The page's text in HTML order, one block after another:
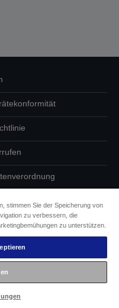
Cookies
Epson
stimmen Sie der Speicherung von
zu verbessern, die
zu unterstützen.